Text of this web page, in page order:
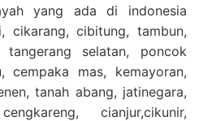
yang ada di indonesia
cikarang, cibitung, tambun,
selatan, poncok
cempaka mas, kemayoran,
tanah abang, jatinegara,
cianjur,cikunir,